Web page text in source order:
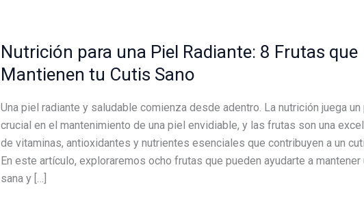
Nutrición para una Piel Radiante: 8 Frutas que
Mantienen tu Cutis Sano
Una piel radiante y saludable comienza desde adentro. La nutrición juega un
crucial en el mantenimiento de una piel envidiable, y las frutas son una
de vitaminas, antioxidantes y nutrientes esenciales que contribuyen a un
En este artículo, exploraremos ocho frutas que pueden ayudarte a mantener
sana y […]
una
Piel
8
Frutas
que
Mantienen
tu